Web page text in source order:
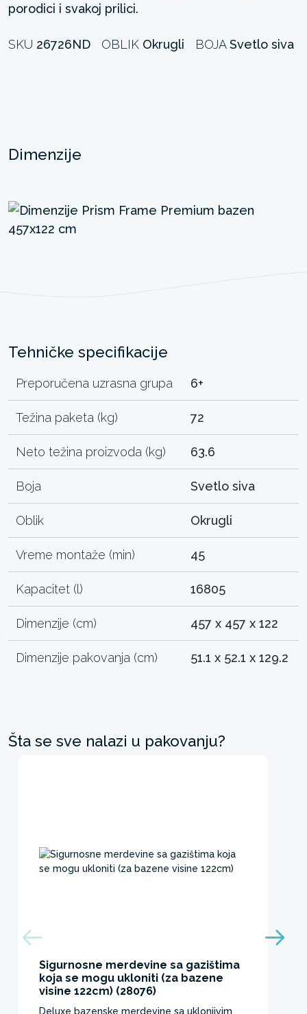
porodici i svakoj prilici.
SKU 26726ND OBLIK Okrugli BOJASvetlo siva
Dimenzije
Tehničke specifikacije
Preporučena uzrasna grupa 6+
Težina paketa (kg) 72
Neto težina proizvoda (kg) 63.6
Boja Svetlo siva
Oblik Okrugli
Vreme montaže (min) 45
Kapacitet (l) 16805
Dimenzije (cm) 457 x 457 x 122
Dimenzije pakovanja (cm) 51.1 x 52.1 x 129.2
Šta se sve nalazi u pakovanju?
Sigurnosne merdevine sa gazištima
koja se mogu ukloniti (za bazene
visine 122cm) (28076)
Deluxe bazenske merdevine sa uklonjivim